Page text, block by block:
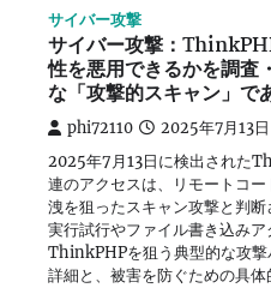
サイバー攻撃
サイバー攻撃：
性を悪用できるかを調査
な「攻撃的スキャン」で
phi72110 2025年7月13日
2025年7月13日に検出された
連のアクセスは、リモートコ
洩を狙ったスキャン攻撃と判
実行試行やファイル書き込み
ThinkPHPを狙う典型的な攻
詳細と、被害を防ぐための具体